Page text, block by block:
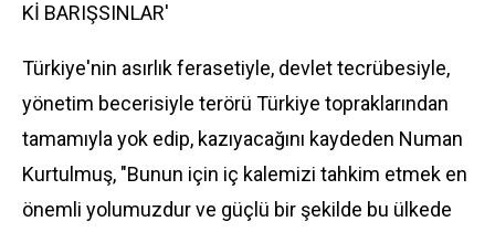
Kİ BARIŞSINLAR'
Türkiye'nin asırlık ferasetiyle, devlet tecrübesiyle,
yönetim becerisiyle terörü Türkiye topraklarından
tamamıyla yok edip, kazıyacağını kaydeden Numan
Kurtulmuş, "Bunun için iç kalemizi tahkim etmek en
önemli yolumuzdur ve güçlü bir şekilde bu ülkede